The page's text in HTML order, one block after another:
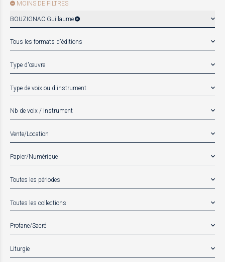
MOINS DE FILTRES
BOUZIGNAC Guillaume
Tous les formats d'éditions
Type d'œuvre
Type de voix ou d'instrument
Nb de voix / Instrument
Vente/Location
Papier/Numérique
Toutes les périodes
Toutes les collections
Profane/Sacré
Liturgie